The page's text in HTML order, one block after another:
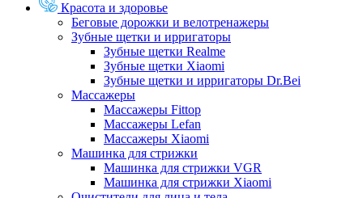
Красота и здоровье
Беговые дорожки и велотренажеры
Зубные щетки и ирригаторы
Зубные щетки Realme
Зубные щетки Xiaomi
Зубные щетки и ирригаторы Dr.Bei
Массажеры
Массажеры Fittop
Массажеры Lefan
Массажеры Xiaomi
Машинка для стрижки
Машинка для стрижки VGR
Машинка для стрижки Xiaomi